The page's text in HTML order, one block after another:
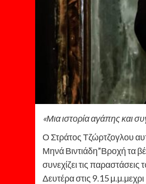
«Μια ιστορία αγάπης και
Ο Στράτος Τζώρτζογλου
Μηνά Βιντιάδη”Βροχή τα
συνεχίζει τις
Δευτέρα στις 9.15 μ.μ.μεχρι